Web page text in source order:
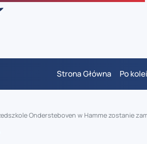
Strona Główna Po kolei
Ondersteboven w Hamme zostanie